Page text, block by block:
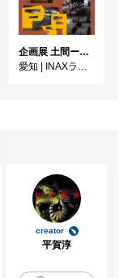
企画展 土間ーつくって、つかって、再発見ー
愛知 | INAXライブミュージアム
creator
平賀淳